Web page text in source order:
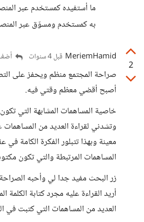
ما أستفيده كمستخدم عبر
به كمستخدم ومسوّق عبر
2
MeriemHamid قبل 4 سنوات
صراحة المجتمع منظم ويحفز على
أصبح أقضي معظم وقتي فيه.
خاصية المساهمات المشابهة التي
وتشدني لقراءة العديد من
معينة وبهذا تتبلور الفكرة الكامة
المساهمات المرتبطة والتي تكون
زر البحث مفيد جدا لي وأحبه
أريد القراءة عليه مجرد كتابة
العديد من المساهمات التي كتبت في